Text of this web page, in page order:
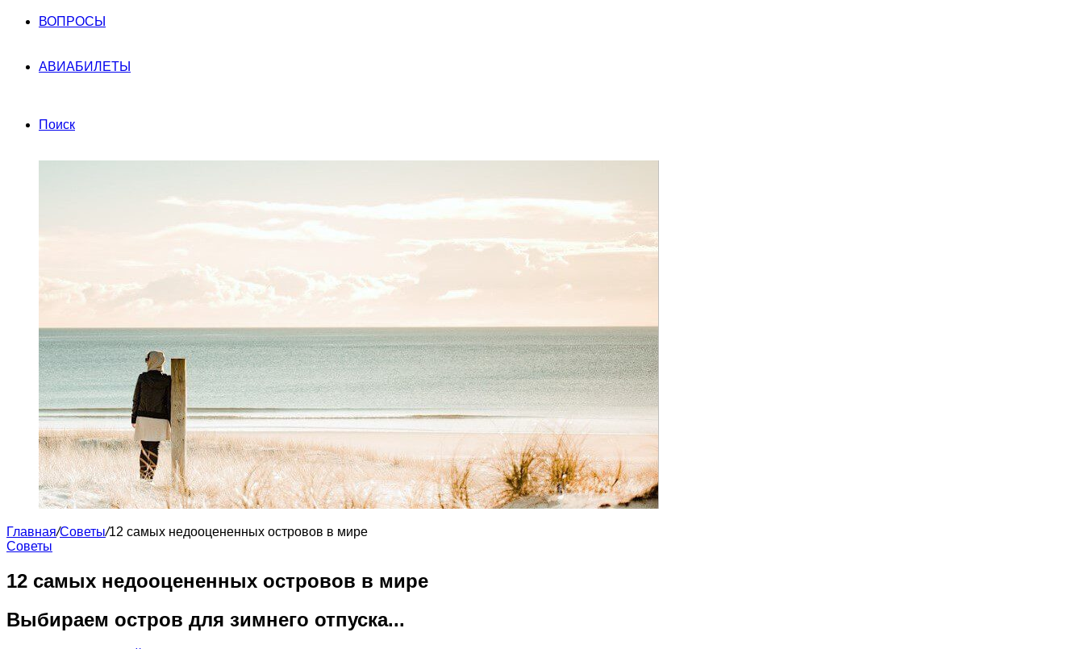
ВОПРОСЫ
АВИАБИЛЕТЫ
Поиск
Главная/Советы/12 самых недооцененных островов в мире
Советы
12 самых недооцененных островов в мире
Выбираем остров для зимнего отпуска...